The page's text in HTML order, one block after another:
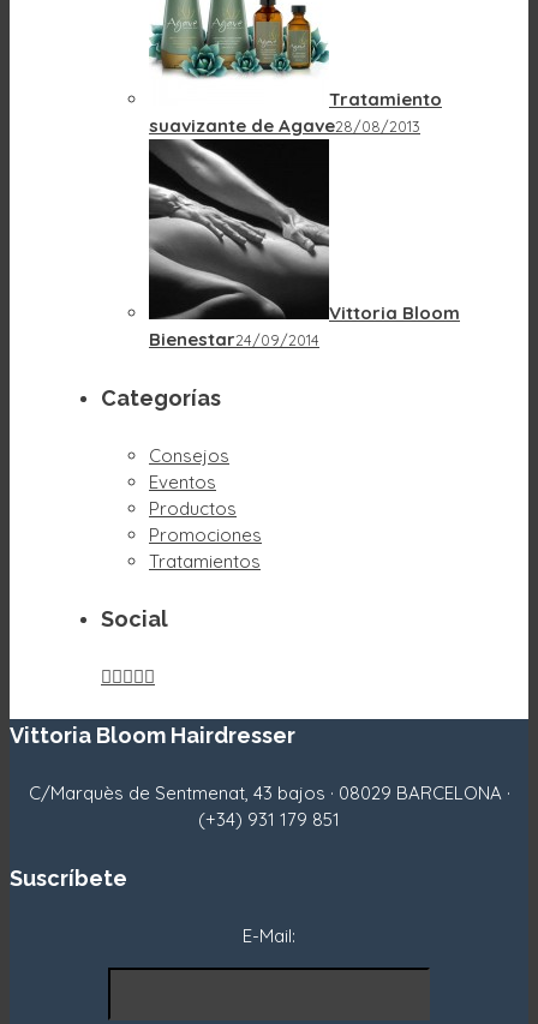
Tratamiento
suavizante de Agave28/08/2013
Vittoria Bloom
Bienestar24/09/2014
Categorías
Consejos
Eventos
Productos
Promociones
Tratamientos
Social

Vittoria Bloom Hairdresser
C/Marquès de Sentmenat, 43 bajos · 08029 BARCELONA ·
(+34) 931 179 851
Suscríbete
E-Mail: